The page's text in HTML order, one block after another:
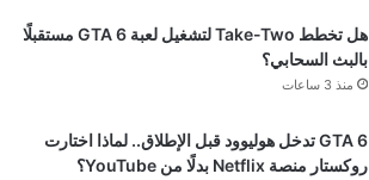
هل تخطط Take-Two لتشغيل لعبة GTA 6 مستقبلًا
بالبث السحابي؟
منذ 3 ساعات
GTA 6 تدخل هوليوود قبل الإطلاق.. لماذا اختارت
روكستار منصة Netflix بدلًا من YouTube؟